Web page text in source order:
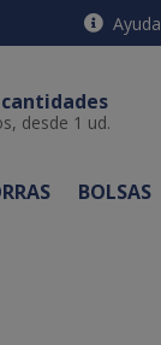
Ayuda
desde 1 ud.
BOLSAS